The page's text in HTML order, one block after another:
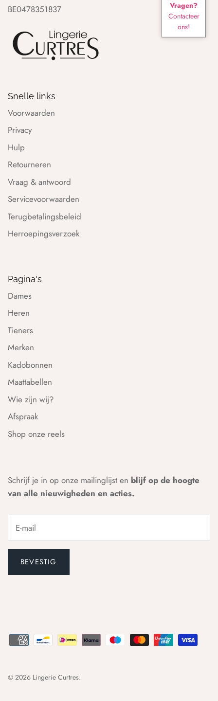
Vragen?
Contacteer
ons!
BE0478351837
Snelle links
Voorwaarden
Privacy
Hulp
Retourneren
Vraag & antwoord
Servicevoorwaarden
Terugbetalingsbeleid
Herroepingsverzoek
Pagina's
Dames
Heren
Tieners
Merken
Kadobonnen
Maattabellen
Wie zijn wij?
Afspraak
Shop onze reels
Schrijf je in op onze mailinglijst en blijf op de hoogte
van alle nieuwigheden en acties.
BEVESTIG
© 2026 Lingerie Curtres.